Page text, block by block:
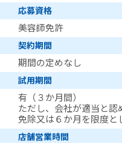
応募資格
美容師免許
契約期間
期間の定めなし
試用期間
有（３か月間）
ただし、会社が適当と認
免除又は６か月を限度と
店舗営業時間